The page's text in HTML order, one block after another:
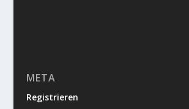
META
Registrieren